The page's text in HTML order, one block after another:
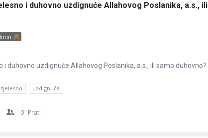
i duhovno uzdignuće Allahovog Poslanika, a.s., ili
i duhovno uzdignuće Allahovog Poslanika, a.s., ili samo duhovno?
tjelesno uzdignuće
0 Prati